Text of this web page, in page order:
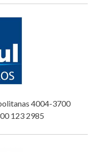
4004-3700
123 2985